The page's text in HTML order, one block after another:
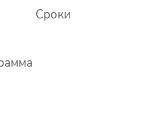
Сроки